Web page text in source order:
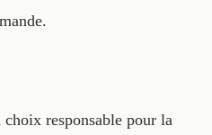
responsable pour la